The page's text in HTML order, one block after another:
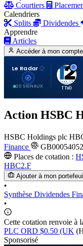
Courtiers
Calendriers
Splits
Dividendes
Apprendre
Articles
Accéder à mon compte
Le Radar
20 SIGNAUX
T
TTWO
Action HSBC
HSBC Holdings plc
Finance
Places de cotation :
HBC2.F
Ajouter à mon
•
Synthèse Dividendes
•
Cette cotation renvoie à
PLC ORD $0.50 (UK
Sponsorisé